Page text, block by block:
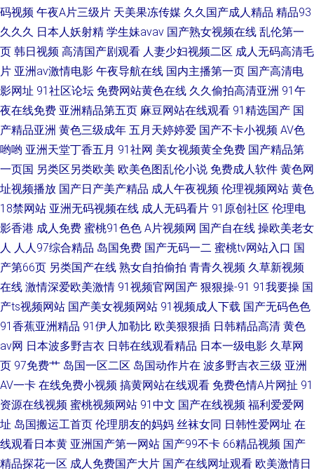
码视频 午夜A片三级片 天美果冻传媒 久久国产成人精品 精品93
久久久 日本人妖射精 学生妹avav 国产熟女视频在线 乱伦第一
页 韩日视频 高清国产剧观看 人妻少妇视频二区 成人无码高清毛
片 亚洲av激情电影 午夜导航在线 国内主播第一页 国产高清电
影网址 91社区论坛 免费网站黄色在线 久久偷拍高清亚洲 91午
夜在线免费 亚洲精品第五页 麻豆网站在线观看 91精选国产 国
产精品亚洲 黄色三级成年 五月天婷婷爱 国产不卡小视频 AV色
哟哟 亚洲天堂丁香五月 91社网 美女视频黄全免费 国产精品第
一页国 另类区另类欧美 欧美色图乱伦小说 免费成人软件 黄色网
址视频播放 国产日产美产精品 成人午夜视频 伦理视频网站 黄色
18禁网站 亚洲无码视频在线 成人无码看片 91原创社区 伦理电
影香港 成人免费 蜜桃91色色 A片视频网 国产自在线 操欧美老女
人 人人97综合精品 岛国免费 国产无码一二 蜜桃tv网站入口 国
产第66页 另类国产在线 熟女自拍偷拍 青青久视频 久草新视频
在线 激情深爱欧美激情 91视频官网国产 狠狠操-91 91我要操 国
产ts视频网站 国产美女视频网站 91视频成人下载 国产无码色色
91香蕉亚洲精品 91伊人加勒比 欧美狠狠插 日韩精品高清 黄色
av网 日本波多野吉衣 日韩在线观看精品 日本一级电影 久草网
页 97免费艹 岛国一区二区 岛国动作片在 波多野吉衣三级 亚洲
AV一卡 在线免费小视频 搞黄网站在线观看 免费色情A片网扯 91
资源在线视频 蜜桃视频网站 91中文 国产在线视频 福利爱爱网
址 岛国搬运工首页 伦理朋友的妈妈 丝袜女同 日韩性爱网址 在
线观看日本黄 亚洲国产第一网站 国产99不卡 66精品视频 国产
精品探花一区 成人免费国产大片 国产在线网址观看 欧美激情日